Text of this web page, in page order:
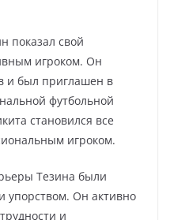
показал свой
игроком. Он
и был приглашен в
футбольной
становился все
игроком.
Тезина были
упорством. Он активно
и